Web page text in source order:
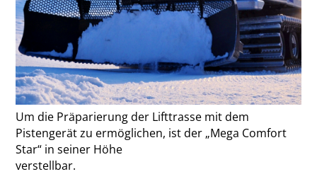
Um die Präparierung der Lifttrasse mit dem
Pistengerät zu ermöglichen, ist der „Mega Comfort
Star“ in seiner Höhe
verstellbar.